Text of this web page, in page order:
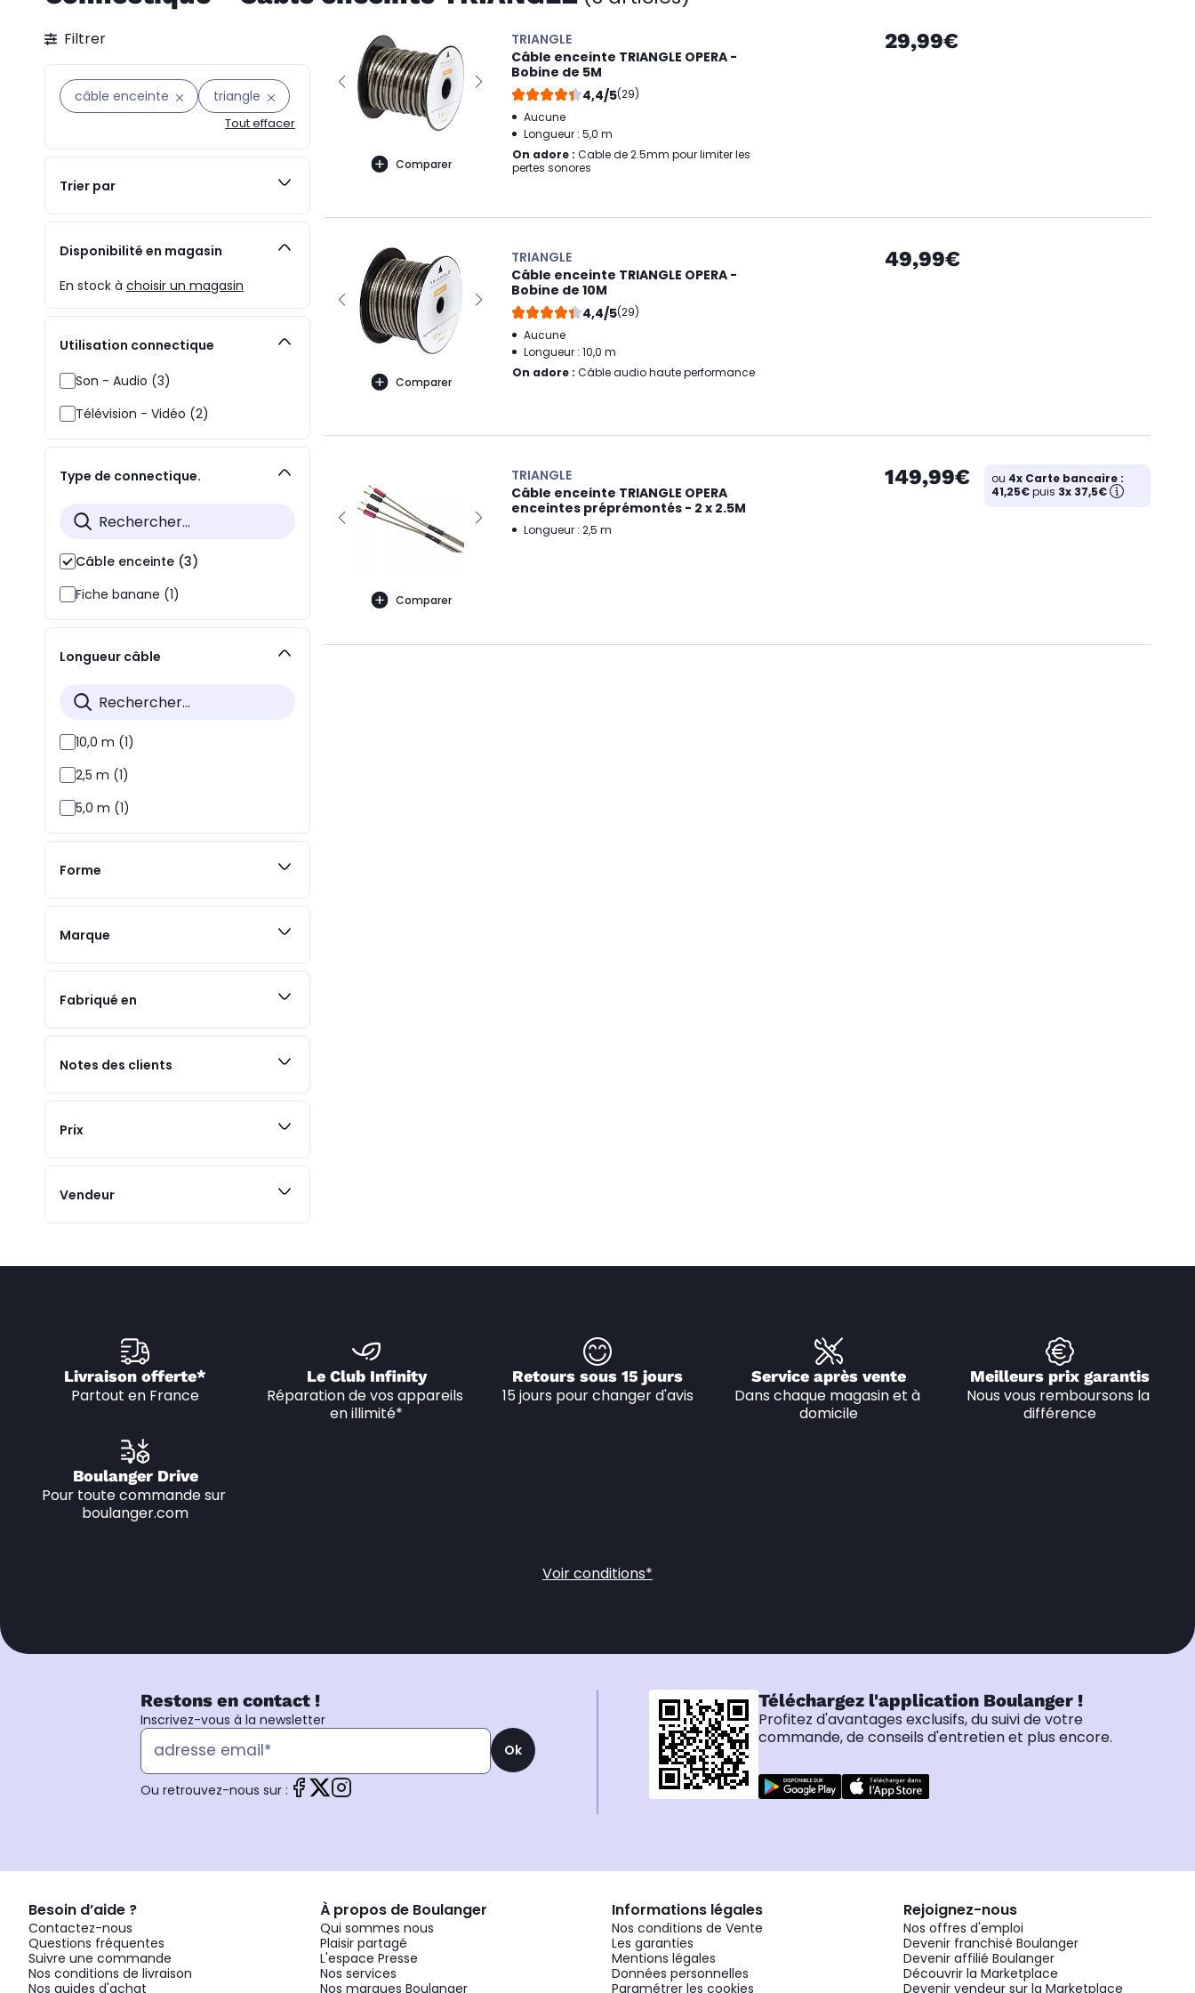
Filtrer
câble enceinte triangle
Tout effacer
Trier par
Disponibilité en magasin
En stock à choisir un magasin
Utilisation connectique
Son - Audio (3)
Télévision - Vidéo (2)
Type de connectique.
Câble enceinte (3)
Fiche banane (1)
Longueur câble
10,0 m (1)
2,5 m (1)
5,0 m (1)
Forme
Marque
Fabriqué en
Notes des clients
Prix
Vendeur
Comparer
TRIANGLE
Câble enceinte TRIANGLE OPERA -
Bobine de 5M
4,4/5(29)
Aucune
Longueur : 5,0 m
On adore : Cable de 2.5mm pour limiter les
pertes sonores
29,99€
Comparer
TRIANGLE
Câble enceinte TRIANGLE OPERA -
Bobine de 10M
4,4/5(29)
Aucune
Longueur : 10,0 m
On adore : Câble audio haute performance
49,99€
Comparer
TRIANGLE
Câble enceinte TRIANGLE OPERA
enceintes préprémontés - 2 x 2.5M
Longueur : 2,5 m
149,99€ ou 4x Carte bancaire :
41,25€puis 3x 37,5€
Livraison offerte*
Partout en France
Le Club Infinity
Réparation de vos appareils
en illimité*
Retours sous 15 jours
15 jours pour changer d'avis
Service après vente
Dans chaque magasin et à
domicile
Meilleurs prix garantis
Nous vous remboursons la
différence
Boulanger Drive
Pour toute commande sur
boulanger.com
Voir conditions*
Restons en contact !
Inscrivez-vous à la newsletter
Ok
Ou retrouvez-nous sur :
Téléchargez l'application Boulanger !
Profitez d'avantages exclusifs, du suivi de votre
commande, de conseils d'entretien et plus encore.
Besoin d’aide ?
Contactez-nous
Questions fréquentes
Suivre une commande
Nos conditions de livraison
Nos guides d'achat
À propos de Boulanger
Qui sommes nous
Plaisir partagé
L'espace Presse
Nos services
Nos marques Boulanger
Informations légales
Nos conditions de Vente
Les garanties
Mentions légales
Données personnelles
Paramétrer les cookies
Rejoignez-nous
Nos offres d'emploi
Devenir franchisé Boulanger
Devenir affilié Boulanger
Découvrir la Marketplace
Devenir vendeur sur la Marketplace